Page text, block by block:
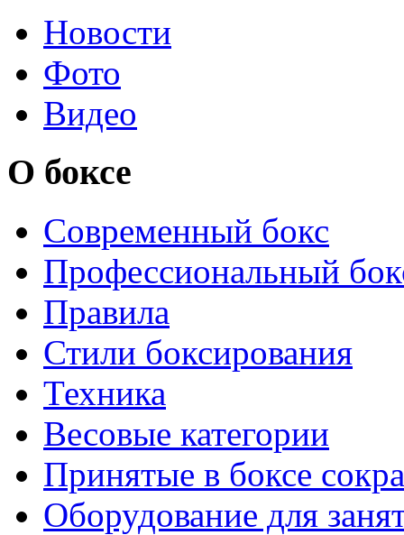
Новости
Фото
Видео
О боксе
Современный бокс
Профессиональный
Правила
Стили боксирования
Техника
Весовые категории
Принятые в боксе
Оборудование для